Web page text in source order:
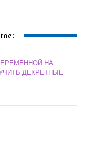
НА
ДЕКРЕТНЫЕ